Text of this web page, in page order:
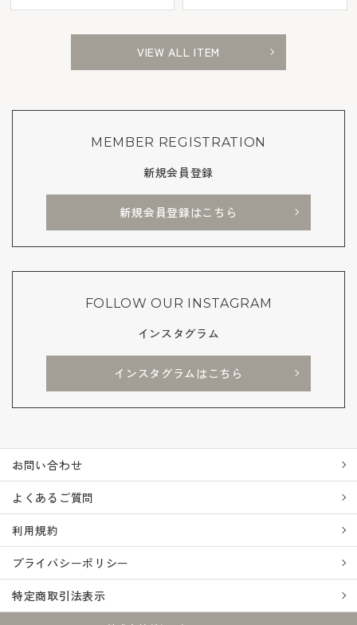
VIEW ALL ITEM
MEMBER REGISTRATION
新規会員登録
新規会員登録はこちら
FOLLOW OUR INSTAGRAM
インスタグラム
インスタグラムはこちら
お問い合わせ
よくあるご質問
利用規約
プライバシーポリシー
特定商取引法表示